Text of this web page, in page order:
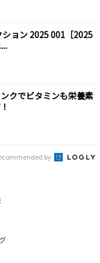
ョン 2025 001［2025
クでビタミンも栄養素
by